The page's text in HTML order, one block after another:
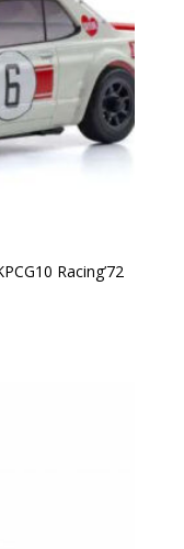
Racing’72